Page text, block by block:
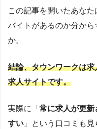
この記事を開いたあなた
バイトがあるのか分か
か。
結論、タウンワークは
求人サイトです。
実際に「 常に求人が更
すい 」という口コミも見